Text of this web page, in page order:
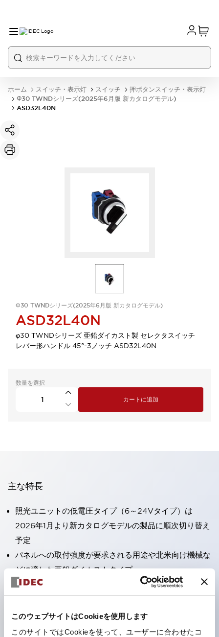
このウェブサイトはCookieを使用します
このサイトではCookieを使って、ユーザーに合わせたコ
ホーム スイッチ・表示灯 スイッチ
押ボタンスイッチ・表示灯
Φ30 TWNDシリーズ(2025年6月版 新カタログモデル)
ASD32L40N
Φ30 TWNDシリーズ(2025年6月版 新カタログモデル)
ASD32L40N
φ30 TWNDシリーズ 亜鉛ダイカスト製 セレクタスイッチ
レバー形ハンドル 45°-3ノッチ ASD32L40N
数量を選択
カートに追加
主な特長
照光ユニットの低電圧タイプ（6～24Vタイプ）は
2026年1月より新カタログモデルの製品に順次切り替え
予定
パネルへの取付強度が要求される用途や北米向け機械な
どに適した亜鉛ダイカストタイプ
フィンガープロテクション構造、ねじアップ端子構造、
保護構造IP20に対応したHW-U形コンタクトブロック
を搭載。
高電圧タイプのLED球が搭載可能になり、ダイレクト